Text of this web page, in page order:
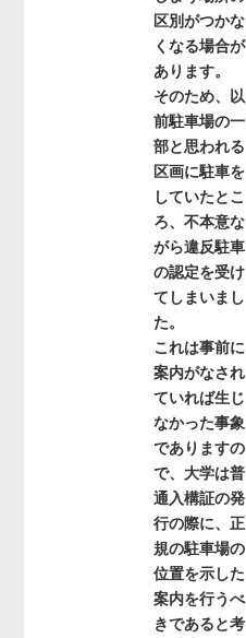
区別がつかな
くなる場合が
あります。
そのため、以
前駐車場の一
部と思われる
区画に駐車を
していたとこ
ろ、不本意な
がら違反駐車
の認定を受け
てしまいまし
た。
これは事前に
案内がなされ
ていれば生じ
なかった事象
でありますの
で、大学は普
通入構証の発
行の際に、正
規の駐車場の
位置を示した
案内を行うべ
きであると考